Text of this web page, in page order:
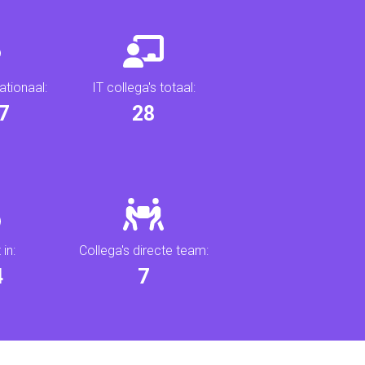
IT collega's totaal:
33
Collega's directe team:
8